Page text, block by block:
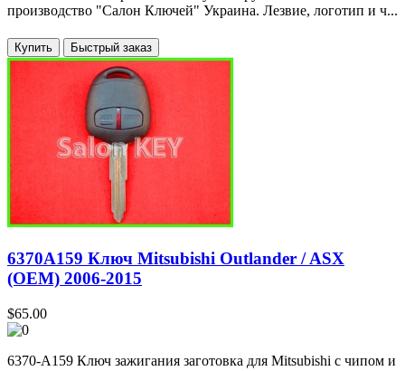
производство "Салон Ключей" Украина. Лезвие, логотип и ч...
Купить
6370A159 Ключ Mitsubishi Outlander / ASX
(OEM) 2006-2015
$65.00
6370-A159 Ключ зажигания заготовка для Mitsubishi с чипом и